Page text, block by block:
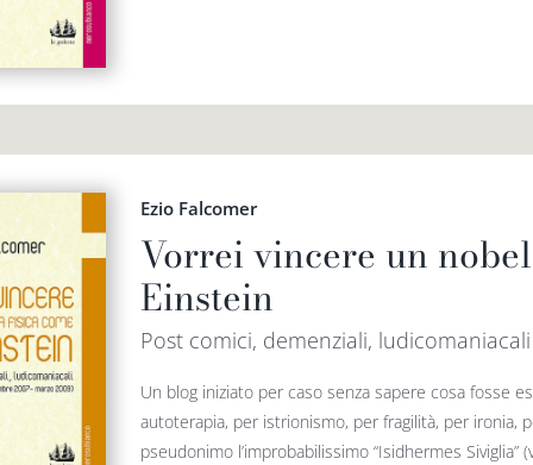
Ezio Falcomer
Vorrei vincere un
Einstein
Post comici, demenziali,
Un blog iniziato per caso senza sapere cosa fosse
autoterapia, per istrionismo, per fragilità, per ironia,
pseudonimo l’improbabilissimo “Isidhermes